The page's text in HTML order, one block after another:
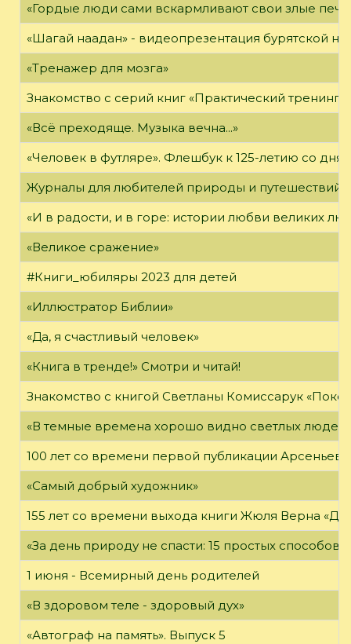
«Гордые люди сами вскармливают свои злые
«Шагай наадан» - видеопрезентация бурятской
«Тренажер для мозга»
Знакомство с серий книг «Практический тренинг»
«Всё преходяще. Музыка вечна...»
«Человек в футляре». Флешбук к 125-летию со дня
Журналы для любителей природы и путешествий
«И в радости, и в горе: истории любви великих
«Великое сражение»
#Книги_юбиляры 2023 для детей
«Иллюстратор Библии»
«Да, я счастливый человек»
«Книга в тренде!» Смотри и читай!
Знакомство с книгой Светланы Комиссарук
«В темные времена хорошо видно светлых людей»
100 лет со времени первой публикации Арсеньева
«Самый добрый художник»
155 лет со времени выхода книги Жюля Верна
«За день природу не спасти: 15 простых способов
1 июня - Всемирный день родителей
«В здоровом теле - здоровый дух»
«Автограф на память». Выпуск 5